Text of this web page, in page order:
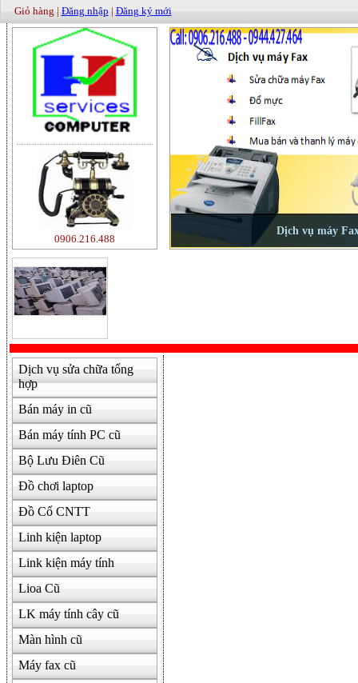
Giỏ hàng | Đăng nhập | Đăng ký mới
0906.216.488
Dịch vụ sửa chữa tổng
hợp
Bán máy in cũ
Bán máy tính PC cũ
Bộ Lưu Điên Cũ
Đồ chơi laptop
Đồ Cổ CNTT
Linh kiện laptop
Link kiện máy tính
Lioa Cũ
LK máy tính cây cũ
Màn hình cũ
Máy fax cũ